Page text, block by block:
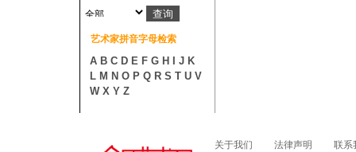
艺术家拼音字母检索
A B C D E F G H J K
L M N O P Q R S T U V
W X Y Z
关于我们 法律声明
联系